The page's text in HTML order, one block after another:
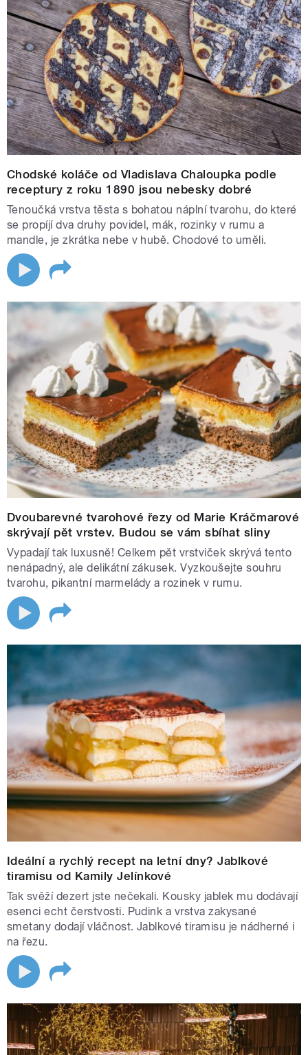
Chodské koláče od Vladislava Chaloupka podle
receptury z roku 1890 jsou nebesky dobré
Tenoučká vrstva těsta s bohatou náplní tvarohu, do které
se propíjí dva druhy povidel, mák, rozinky v rumu a
mandle, je zkrátka nebe v hubě. Chodové to uměli.
Dvoubarevné tvarohové řezy od Marie Kráčmarové
skrývají pět vrstev. Budou se vám sbíhat sliny
Vypadají tak luxusně! Celkem pět vrstviček skrývá tento
nenápadný, ale delikátní zákusek. Vyzkoušejte souhru
tvarohu, pikantní marmelády a rozinek v rumu.
Ideální a rychlý recept na letní dny? Jablkové
tiramisu od Kamily Jelínkové
Tak svěží dezert jste nečekali. Kousky jablek mu dodávají
esenci echt čerstvosti. Pudink a vrstva zakysané
smetany dodají vláčnost. Jablkové tiramisu je nádherné i
na řezu.